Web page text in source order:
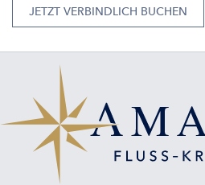
JETZT VERBINDLICH BUCHEN